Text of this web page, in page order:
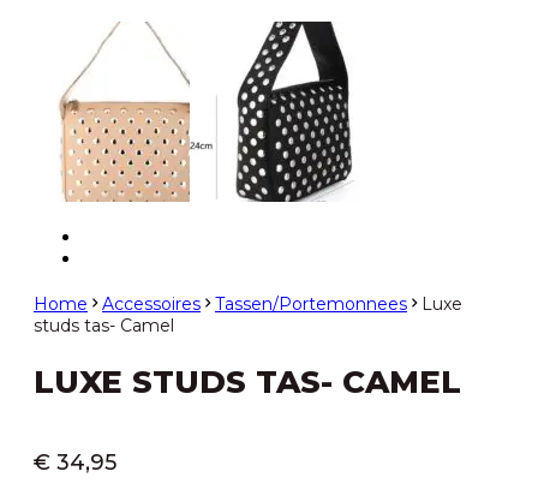
Home Accessoires Tassen/Portemonnees
Luxe
studs tas- Camel
LUXE STUDS TAS- CAMEL
€ 34,95